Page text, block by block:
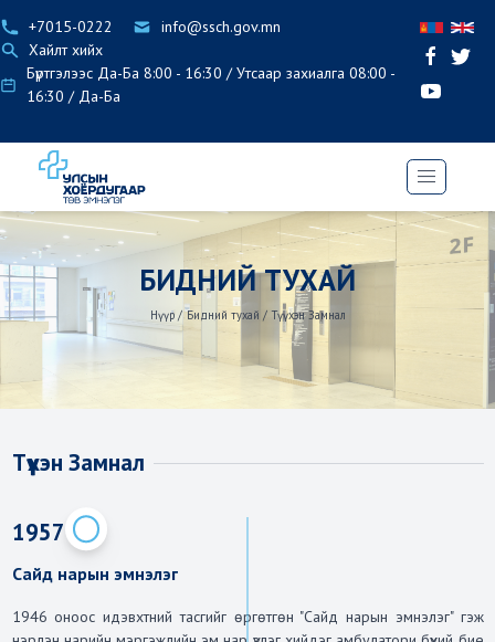
+7015-0222
info@ssch.gov.mn
Хайлт хийх
Бүртгэлээс Да-Ба 8:00 - 16:30 / Утсаар захиалга 08:00 -
16:30 / Да-Ба
БИДНИЙ ТУХАЙ
Нүүр / Бидний тухай / Түүхэн Замнал
Түүхэн Замнал
1957
Сайд нарын эмнэлэг
1946 оноос идэвхтний тасгийг өргөтгөн "Сайд нарын эмнэлэг" гэж